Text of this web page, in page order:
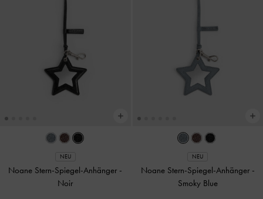
NEU
Noane Stern-Spiegel-Anhänger -
Noir
NEU
Noane Stern-Spiegel-Anhänger -
Smoky Blue